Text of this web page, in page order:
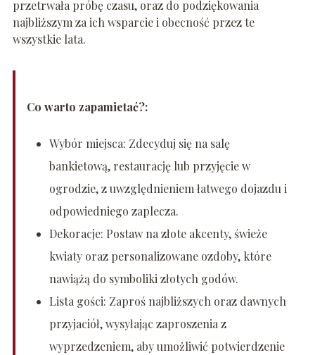
przetrwała próbę czasu, oraz do podziękowania
najbliższym za ich wsparcie i obecność przez te
wszystkie lata.
Co warto zapamietać?:
Wybór miejsca: Zdecyduj się na salę
bankietową, restaurację lub przyjęcie w
ogrodzie, z uwzględnieniem łatwego dojazdu i
odpowiedniego zaplecza.
Dekoracje: Postaw na złote akcenty, świeże
kwiaty oraz personalizowane ozdoby, które
nawiążą do symboliki złotych godów.
Lista gości: Zaproś najbliższych oraz dawnych
przyjaciół, wysyłając zaproszenia z
wyprzedzeniem, aby umożliwić potwierdzenie